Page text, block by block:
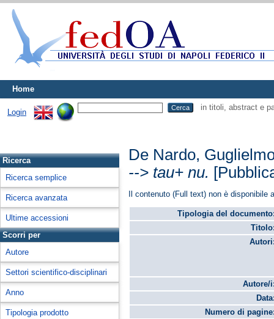
Home
Login
in titoli, abstract e
Ricerca
Ricerca semplice
Ricerca avanzata
Ultime accessioni
Scorri per
Autore
Settori scientifico-disciplinari
Anno
Tipologia prodotto
De Nardo,
--> tau+ nu.
Il contenuto (Full text) non è disponibile
Tipologia del
Autore/
Numero di